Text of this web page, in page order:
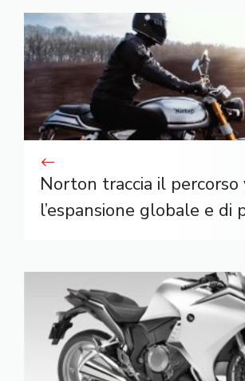
Norton traccia il percorso
l’espansione globale e di